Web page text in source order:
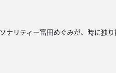
ティー富田めぐみが、時に独